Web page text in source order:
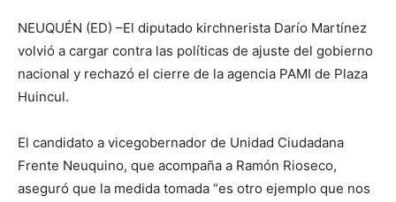
NEUQUÉN (ED) –El diputado kirchnerista Darío Martínez
volvió a cargar contra las políticas de ajuste del gobierno
nacional y rechazó el cierre de la agencia PAMI de Plaza
Huincul.
El candidato a vicegobernador de Unidad Ciudadana
Frente Neuquino, que acompaña a Ramón Rioseco,
aseguró que la medida tomada “es otro ejemplo que nos